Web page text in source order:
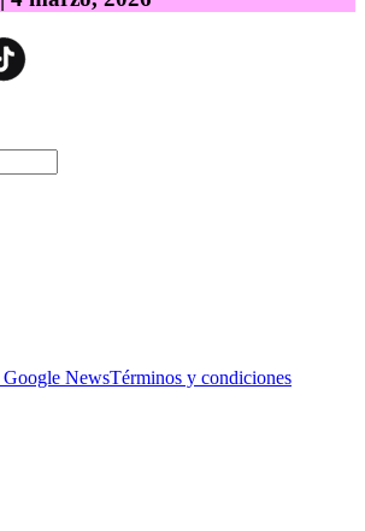
Google NewsTérminos y condiciones